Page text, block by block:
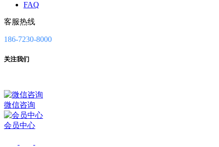
FAQ
客服热线
186-7230-8000
关注我们
微信咨询
会员中心